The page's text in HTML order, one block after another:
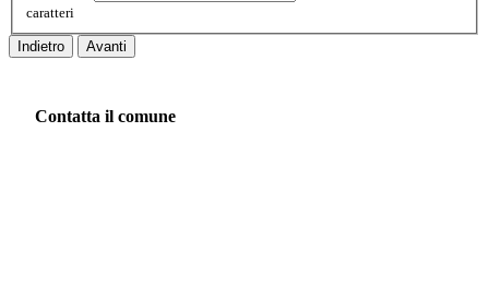
caratteri
Indietro Avanti
Contatta il comune